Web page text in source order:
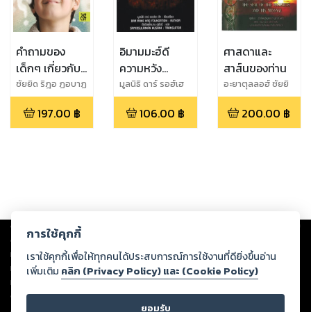
คำถามของ
เด็กๆ เกี่ยวกับ
พระเจ้า
ซัยยิด ริฎอ ฏอบาฏ
อบาอีย์
197.00 ฿
อิมามมะฮ์ดี
ความหวัง
สุดท้ายของโลก
มูลนิธิ ดาร์ รอฮ์เฮ
ฮัก
106.00 ฿
ศาสดาและ
สาส์นของท่าน
อะยาตุลลอฮ์ ซัยยิ
ดมุจตะบา มูซาวี
ลอรี 200.00 ฿
Copyright © 2026
ต่อผลงานหรือเนื้อหาใดที่อัปโหลดผ่านเว็บไซต์และปรากฏว่าละเมิดสิทธิใน
ทรัพย์สินทางปัญญาของบุคคลอื่นหรือขัดต่อกฎหมายและศีลธรรม ดังนั้น ผู้อ่าน
ทุกท่านโปรดใช้วิจารณญาณในการกลั่นกรองด้วยตนเอง และหากท่านพบว่าส่วน
หนึ่งส่วนใดขัดต่อกฎหมายและศีลธรรม กรุณาแจ้งมายังบริษัท เพื่อทีมงานจะได้
ดำเนินการในทันที ทั้งนี้ ทางสตอรี่ล็อกขอสงวนลิขสิทธิ์ตามพระราชบัญญัติ
การใช้คุกกี้
เราใช้คุกกี้เพื่อให้ทุกคนได้ประสบการณ์การใช้งานที่ดียิ่งขึ้นอ่าน
เพิ่มเติม คลิก (Privacy Policy) และ (Cookie Policy)
ยอมรับ